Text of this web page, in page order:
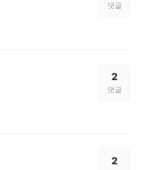
댓글
2
댓글
2